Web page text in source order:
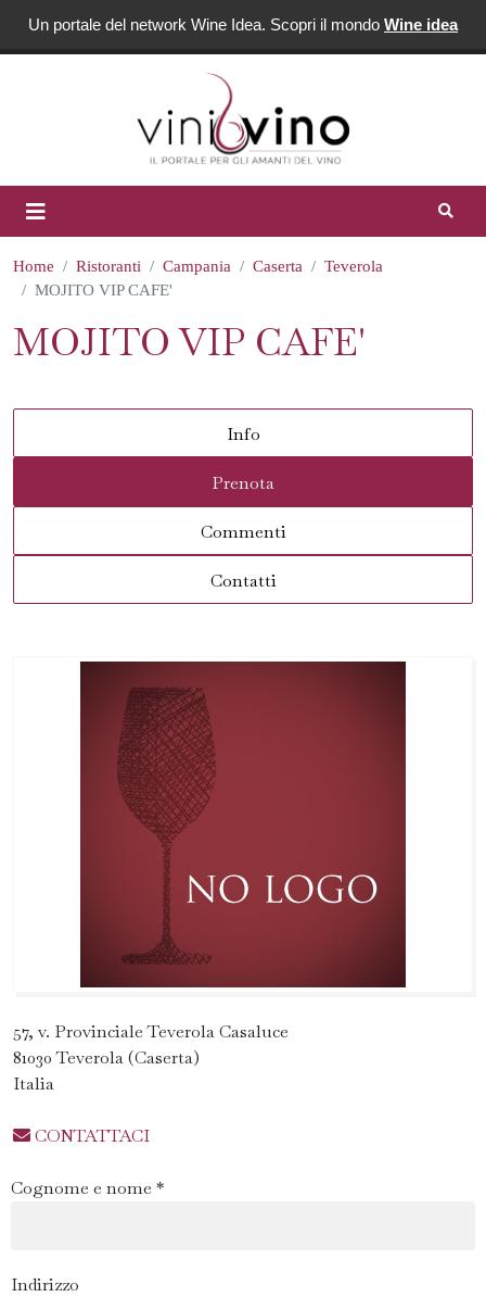
Un portale del network Wine Idea. Scopri il mondo Wine idea
Home Ristoranti Campania Caserta
Teverola
MOJITO VIP CAFE'
MOJITO VIP CAFE'
Info
Prenota
Commenti
Contatti
57, v. Provinciale Teverola Casaluce
81030 Teverola (Caserta)
Italia
CONTATTACI
Cognome e nome *
Indirizzo